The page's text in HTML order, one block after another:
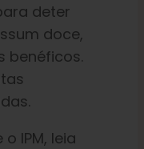
deter
doce,
benéficos.
IPM, leia